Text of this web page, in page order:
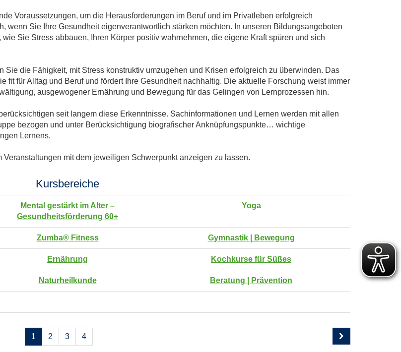
Voraussetzungen, um die Herausforderungen im Beruf und im Privatleben erfolgreich
wenn Sie Ihre Gesundheit eigenverantwortlich stärken möchten. In unseren Bildungsangeboten
Sie Stress abbauen, Ihren Körper positiv wahrnehmen, die eigene Kraft spüren und sich
die Fähigkeit, mit Stress konstruktiv umzugehen und Krisen erfolgreich zu überwinden. Das
fit für Alltag und Beruf und fördert Ihre Gesundheit nachhaltig. Die aktuelle Forschung weist immer
ausgewogener Ernährung und Bewegung für das Gelingen von Lernprozessen hin.
seit langem diese Erkenntnisse. Sachinformationen und Lernen werden mit allen
bezogen und unter Berücksichtigung biografischer Anknüpfungspunkte… wichtige
Lernens.
mit dem jeweiligen Schwerpunkt anzeigen zu lassen.
Kursbereiche
Mental gestärkt im Alter –
Gesundheitsförderung 60+
Yoga
Zumba® Fitness Gymnastik | Bewegung
Ernährung Kochkurse für Süßes
Naturheilkunde Beratung | Prävention
Seiten
blättern
1 2 3 4